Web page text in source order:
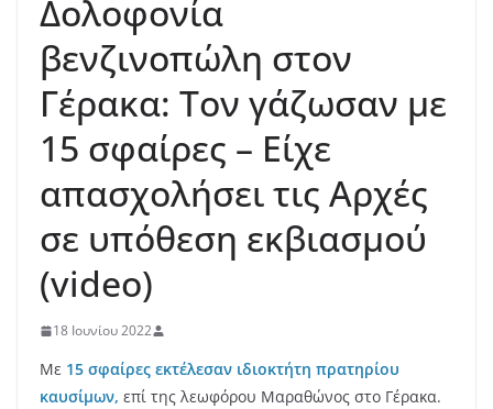
Δολοφονία
βενζινοπώλη στον
Γέρακα: Τον γάζωσαν με
15 σφαίρες – Είχε
απασχολήσει τις Αρχές
σε υπόθεση εκβιασμού
(video)
18 Ιουνίου 2022
Με 15 σφαίρες εκτέλεσαν ιδιοκτήτη πρατηρίου
καυσίμων, επί της λεωφόρου Μαραθώνος στο Γέρακα.